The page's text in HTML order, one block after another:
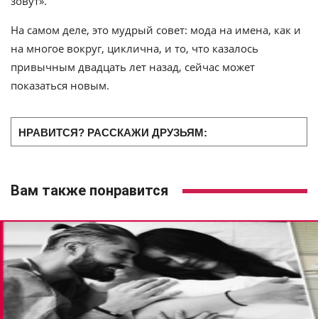
На самом деле, это мудрый совет: мода на имена, как и
на многое вокруг, циклична, и то, что казалось
привычным двадцать лет назад, сейчас может
показаться новым.
НРАВИТСЯ? РАССКАЖИ ДРУЗЬЯМ:
Вам также понравится